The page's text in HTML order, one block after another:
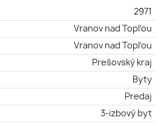
2971
Vranov nad Topľou
Vranov nad Topľou
Prešovský kraj
Byty
Predaj
3-izbový byt